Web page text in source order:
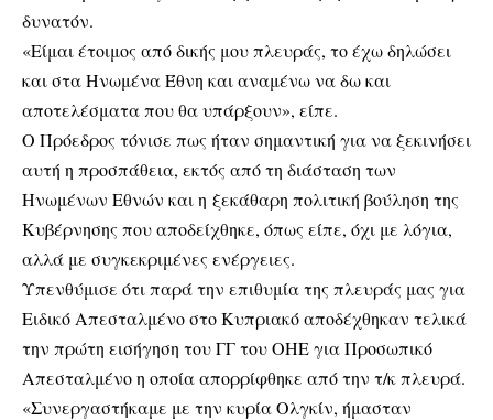
δυνατόν.
«Είμαι έτοιμος από δικής μου πλευράς, το έχω δηλώσει
και στα Ηνωμένα Έθνη και αναμένω να δω και
αποτελέσματα που θα υπάρξουν», είπε.
Ο Πρόεδρος τόνισε πως ήταν σημαντική για να ξεκινήσει
αυτή η προσπάθεια, εκτός από τη διάσταση των
Ηνωμένων Εθνών και η ξεκάθαρη πολιτική βούληση της
Κυβέρνησης που αποδείχθηκε, όπως είπε, όχι με λόγια,
αλλά με συγκεκριμένες ενέργειες.
Υπενθύμισε ότι παρά την επιθυμία της πλευράς μας για
Ειδικό Απεσταλμένο στο Κυπριακό αποδέχθηκαν τελικά
την πρώτη εισήγηση του ΓΓ του ΟΗΕ για Προσωπικό
Απεσταλμένο η οποία απορρίφθηκε από την τ/κ πλευρά.
«Συνεργαστήκαμε με την κυρία Ολγκίν, ήμασταν